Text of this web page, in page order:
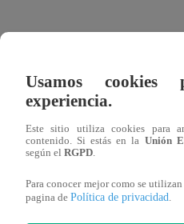
De acuerdo con el informe
solicitado un taxi por
El atraco ocurrió en el jirón
redujeron al taxista de 61
calles.
Usamos
experiencia.
Este sitio utiliza cookies para
contenido. Si estás en la Unión
según el RGPD
Para conocer mejor como se
pagina de Política de privacidad